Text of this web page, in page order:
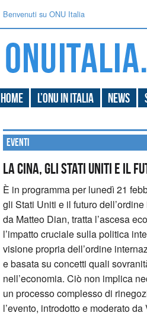
Benvenuti su ONU Italia
Home L’ONU in Italia News
Eventi
La Cina, gli Stati Uniti e il
È in programma per lunedì 21
gli Stati Uniti e il futuro
da Matteo Dian, tratta l’ascesa
l’impatto cruciale sulla politica
visione propria dell’ordine
e basata su concetti quali
nell’economia. Ciò non implica
un processo complesso di
l’evento, introdotto e moderato